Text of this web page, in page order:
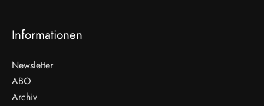
Informationen
Newsletter
ABO
Archiv